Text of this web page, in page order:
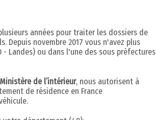
années pour traiter les dossiers de
Depuis novembre 2017 vous n'avez plus
Landes) ou dans l'une des sous préfectures
de l’intérieur, nous autorisent à
de résidence en France